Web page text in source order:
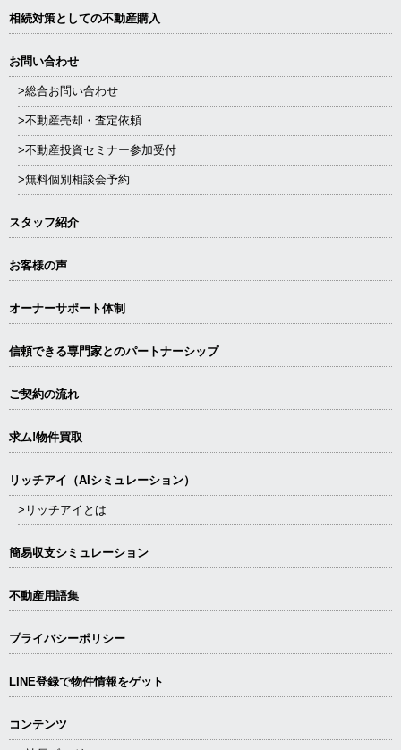
基づき、委託先の 評価・選定を行なっ
た上、個人情報の取り扱いに関する契
開示、停止等の求めのお問い合わせ窓
口
〒163-0225 東京都新宿区西新宿２-
６-１ 新宿住友ビル25階
株式会社リッチロード 個人情報保護
E-mail：info@richroad.co.jp
情報提供の任意性
個人情報をご提供いただくのは任意で
けない場合は、ご希望の情報やサービ
します。
認識し得ない方法による個人情報の収
当社では、当社ホームページにおけ
合があります。
相続対策としての不動産購入
お問い合わせ
>総合お問い合わせ
>不動産売却・査定依頼
>不動産投資セミナー参加受付
>無料個別相談会予約
スタッフ紹介
お客様の声
オーナーサポート体制
信頼できる専⾨家とのパートナーシップ
ご契約の流れ
求ム!物件買取
リッチアイ（AIシミュレーション）
>リッチアイとは
簡易収支シミュレーション
不動産用語集
プライバシーポリシー
LINE登録で物件情報をゲット
コンテンツ